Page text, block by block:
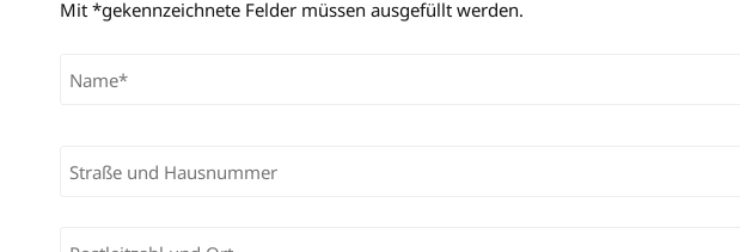
Mit *gekennzeichnete Felder müssen ausgefüllt werden.